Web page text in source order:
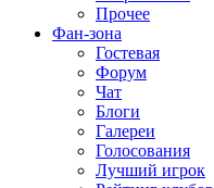
Прочее
Фан-зона
Гостевая
Форум
Чат
Блоги
Галереи
Голосования
Лучший игрок